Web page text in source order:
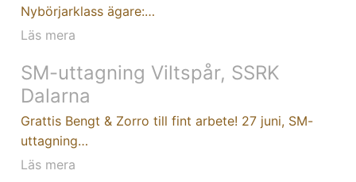
Nybörjarklass ägare:…
Läs mera
SM-uttagning Viltspår, SSRK
Dalarna
Grattis Bengt & Zorro till fint arbete! 27 juni, SM-
uttagning…
Läs mera